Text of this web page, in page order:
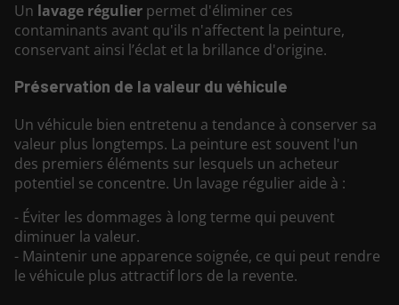
Un lavage régulier permet d'éliminer ces
contaminants avant qu'ils n'affectent la peinture,
conservant ainsi l’éclat et la brillance d'origine.
Préservation de la valeur du véhicule
Un véhicule bien entretenu a tendance à conserver sa
valeur plus longtemps. La peinture est souvent l'un
des premiers éléments sur lesquels un acheteur
potentiel se concentre. Un lavage régulier aide à :
- Éviter les dommages à long terme qui peuvent
diminuer la valeur.
- Maintenir une apparence soignée, ce qui peut rendre
le véhicule plus attractif lors de la revente.